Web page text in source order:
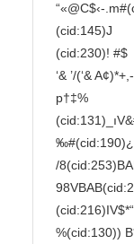
“«@C$‹-
(cid:145)J
(cid:230)! #$
‘& ’/(‘&
p†‡%
/
%(cid:130))